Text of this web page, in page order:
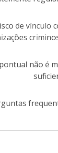
de vínculo
não é